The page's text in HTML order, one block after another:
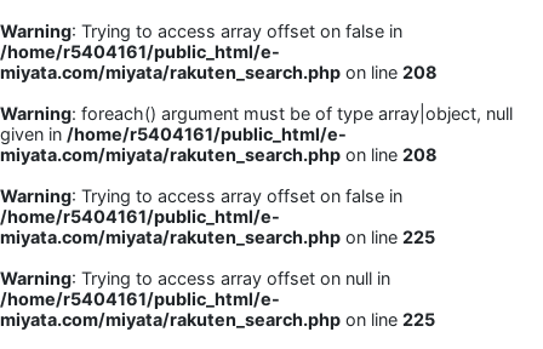
Warning: Trying to access array offset on false in
/home/r5404161/public_html/e-
miyata.com/miyata/rakuten_search.php on line 208
Warning: foreach() argument must be of type array|object, null
given in /home/r5404161/public_html/e-
miyata.com/miyata/rakuten_search.php on line 208
Warning: Trying to access array offset on false in
/home/r5404161/public_html/e-
miyata.com/miyata/rakuten_search.php on line 225
Warning: Trying to access array offset on null in
/home/r5404161/public_html/e-
miyata.com/miyata/rakuten_search.php on line 225